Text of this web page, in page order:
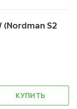
(Nordman S2
КУПИТЬ